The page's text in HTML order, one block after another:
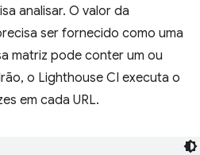
analisar. O valor da
ser fornecido como uma
matriz pode conter um ou
o Lighthouse CI executa o
em cada URL.